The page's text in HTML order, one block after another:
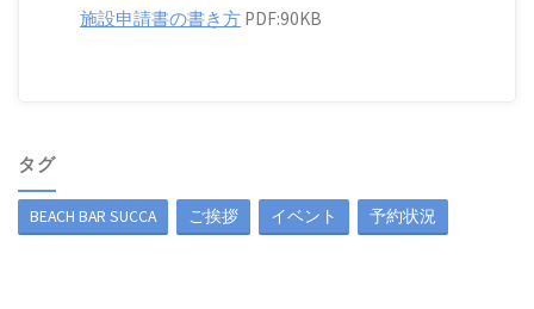
施設申請書の書き方 PDF:90KB
タグ
BEACH BAR SUCCA ご挨拶 イベント 予約状況